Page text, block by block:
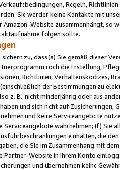
Regeln,
Sie werden keine Kontakte mit
Website zusammenhängt, so
folgen sollte.
zu, dass (a) Sie gemäß dieser
noch die Erstellung,
Richtlinien, Verhaltenskodizes,
der Bestimmungen zu
z. B. nicht minderjährig oder aus
und sich nicht auf Zusicherungen,
und keine Serviceangebote
Serviceangebote wahrnehmen; (f) Sie
einhalten, die
die Sie im Zusammenhang mit
Partner-Website in Ihrem Konto
und übernehmen keine